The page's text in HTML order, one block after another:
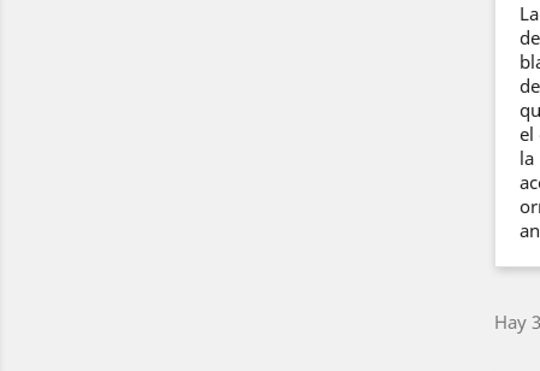
el
la
Hay